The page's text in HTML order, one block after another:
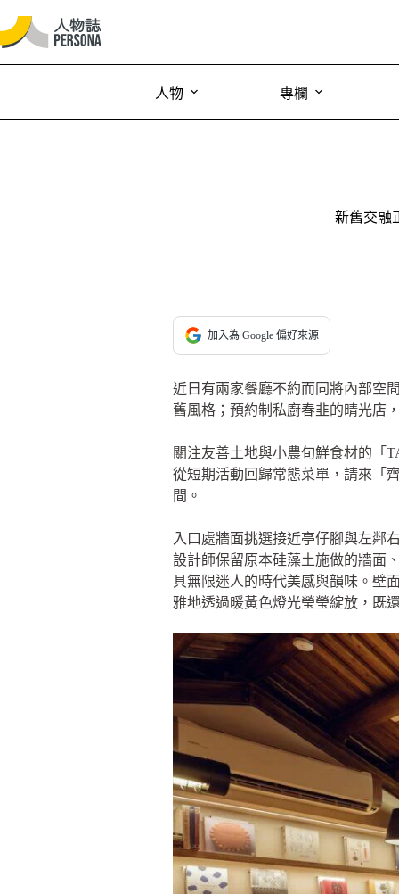
人物 專欄
新舊交融
加入為 Google 偏好來源
近日有兩家餐廳不約而同將內部空
舊風格；預約制私廚春韭的晴光店
關注友善土地與小農旬鮮食材的「
從短期活動回歸常態菜單，請來「
間。
入口處牆面挑選接近亭仔腳與左鄰
設計師保留原本硅藻土施做的牆面
具無限迷人的時代美感與韻味。壁
雅地透過暖黃色燈光瑩瑩綻放，既